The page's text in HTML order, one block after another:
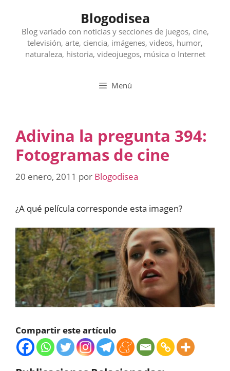
contenido
Blogodisea
Blog variado con noticias y secciones de juegos, cine,
televisión, arte, ciencia, imágenes, videos, humor,
naturaleza, historia, videojuegos, música o Internet
Menú
Adivina la pregunta 394:
Fotogramas de cine
20 enero, 2011 por Blogodisea
¿A qué película corresponde esta imagen?
Compartir este artículo